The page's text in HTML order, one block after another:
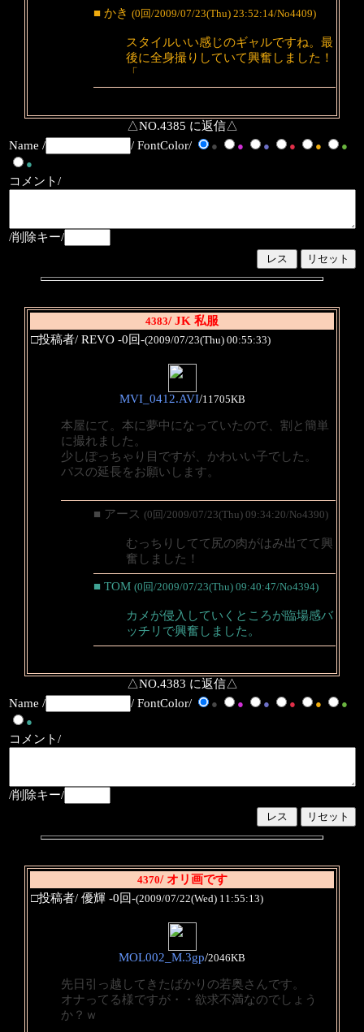
■ かき (0回/2009/07/23(Thu) 23:52:14/No4409)
スタイルいい感じのギャルですね。最
後に全身撮りしていて興奮しました！
「
△NO.4385 に返信△
Name /
/ FontColor/ ● ● ● ● ●
●
●
コメント/
/削除キー/
4383/ JK 私服
□投稿者/ REVO -0回-(2009/07/23(Thu) 00:55:33)
MVI_0412.AVI/11705KB
本屋にて。本に夢中になっていたので、割と簡単
に撮れました。
少しぽっちゃり目ですが、かわいい子でした。
パスの延長をお願いします。
■ アース (0回/2009/07/23(Thu) 09:34:20/No4390)
むっちりしてて尻の肉がはみ出てて興
奮しました！
■ TOM (0回/2009/07/23(Thu) 09:40:47/No4394)
カメが侵入していくところが臨場感バ
ッチリで興奮しました。
△NO.4383 に返信△
Name /
/ FontColor/ ● ● ● ● ●
●
●
コメント/
/削除キー/
4370/ オリ画です
□投稿者/ 優輝 -0回-(2009/07/22(Wed) 11:55:13)
MOL002_M.3gp/2046KB
先日引っ越してきたばかりの若奥さんです。
オナってる様ですが・・欲求不満なのでしょう
か？ｗ